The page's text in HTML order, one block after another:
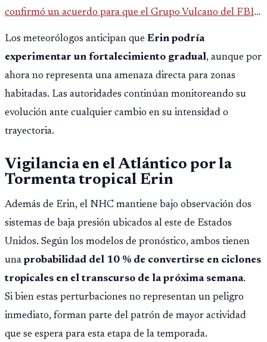
confirmó un acuerdo para que el Grupo Vulcano del FBI
opere en Guatemala a partir de julio, tras un intento
fallido con la administración anterior del Ministerio
Público.
Los meteorólogos anticipan que Erin podría
experimentar un fortalecimiento gradual, aunque por
ahora no representa una amenaza directa para zonas
habitadas. Las autoridades continúan monitoreando su
evolución ante cualquier cambio en su intensidad o
trayectoria.
Vigilancia en el Atlántico por la
Tormenta tropical Erin
Además de Erin, el NHC mantiene bajo observación dos
sistemas de baja presión ubicados al este de Estados
Unidos. Según los modelos de pronóstico, ambos tienen
una probabilidad del 10 % de convertirse en ciclones
tropicales en el transcurso de la próxima semana.
Si bien estas perturbaciones no representan un peligro
inmediato, forman parte del patrón de mayor actividad
que se espera para esta etapa de la temporada.